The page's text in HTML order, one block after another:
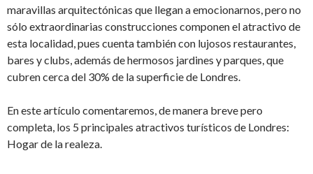
maravillas arquitectónicas que llegan a emocionarnos, pero no
sólo extraordinarias construcciones componen el atractivo de
esta localidad, pues cuenta también con lujosos restaurantes,
bares y clubs, además de hermosos jardines y parques, que
cubren cerca del 30% de la superficie de Londres.
En este artículo comentaremos, de manera breve pero
completa, los 5 principales atractivos turísticos de Londres:
Hogar de la realeza.